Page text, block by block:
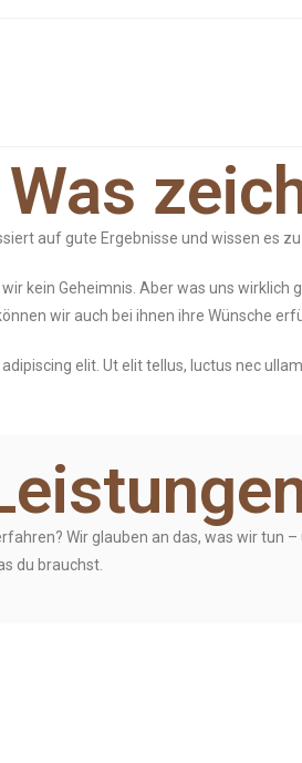
Was
auf gute Ergebnisse und wissen es
kein Geheimnis. Aber was uns
wir auch bei ihnen ihre Wünsche
elit. Ut elit tellus, luctus nec
Wir glauben an das, was wir tun –
du brauchst.